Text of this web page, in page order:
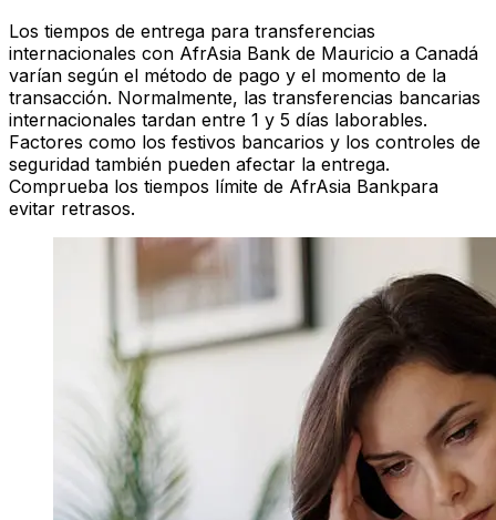
Los tiempos de entrega para transferencias
internacionales con AfrAsia Bank de Mauricio a Canadá
varían según el método de pago y el momento de la
transacción. Normalmente, las transferencias bancarias
internacionales tardan entre 1 y 5 días laborables.
Factores como los festivos bancarios y los controles de
seguridad también pueden afectar la entrega.
Comprueba los tiempos límite de AfrAsia Bankpara
evitar retrasos.